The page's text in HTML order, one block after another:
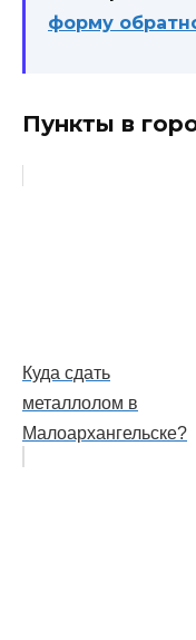
форму
Пункты в
Куда сдать
металлолом в
Малоархангельске?